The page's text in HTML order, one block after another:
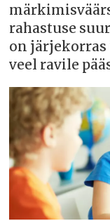
rahastuse
on järjekorras
veel ravile